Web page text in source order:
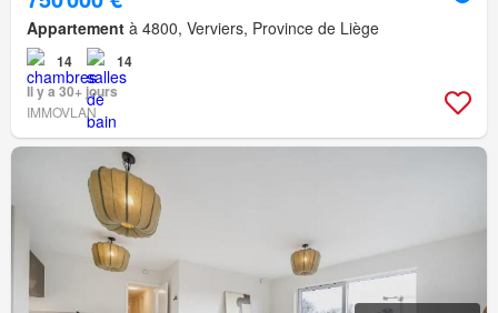
Appartement à 4800, Verviers, Province de Liège
14
14
Il y a 30+ jours
IMMOVLAN